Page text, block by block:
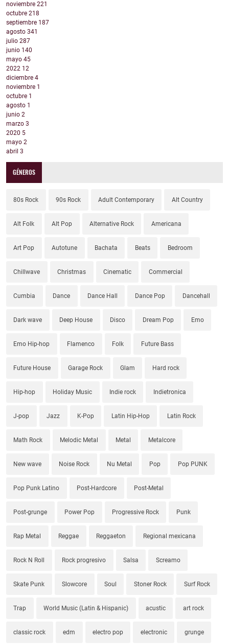
noviembre 221
octubre 218
septiembre 187
agosto 341
julio 287
junio 140
mayo 45
2022 12
diciembre 4
noviembre 1
octubre 1
agosto 1
junio 2
marzo 3
2020 5
mayo 2
abril 3
GÉNEROS
80s Rock 90s Rock Adult Contemporary Alt Country
Alt Folk Alt Pop Alternative Rock Americana
Art Pop Autotune Bachata Beats Bedroom
Chillwave Christmas Cinematic Commercial
Cumbia Dance Dance Hall Dance Pop Dancehall
Dark wave Deep House Disco Dream Pop Emo
Emo Hip-hop Flamenco Folk Future Bass
Future House Garage Rock Glam Hard rock
Hip-hop Holiday Music Indie rock Indietronica
J-pop Jazz K-Pop Latin Hip-Hop Latin Rock
Math Rock Melodic Metal Metal Metalcore
New wave Noise Rock Nu Metal Pop Pop PUNK
Pop Punk Latino Post-Hardcore Post-Metal
Post-grunge Power Pop Progressive Rock Punk
Rap Metal Reggae Reggaeton Regional mexicana
Rock N Roll Rock progresivo Salsa Screamo
Skate Punk Slowcore Soul Stoner Rock Surf Rock
Trap World Music (Latin & Hispanic) acustic art rock
classic rock edm electro pop electronic grunge